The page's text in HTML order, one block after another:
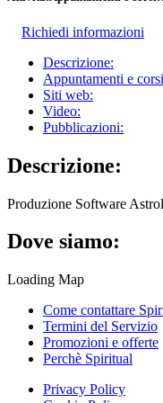
Richiedi informazioni
Descrizione:
Appuntamenti e
Siti web:
Video:
Pubblicazioni:
Descrizione:
Produzione Software
Dove siamo:
Loading Map
Come contattare
Termini del Servizio
Promozioni e offerte
Perchè Spiritual
Privacy Policy